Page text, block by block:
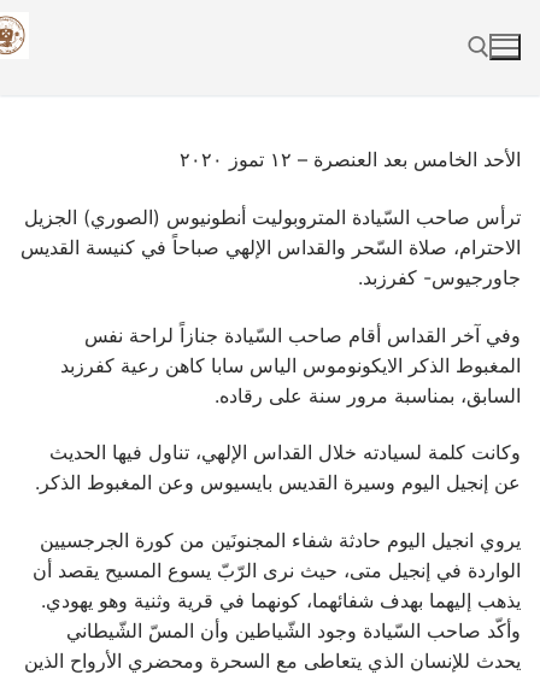
Skip
to
Search for: الأحد الخامس بعد العنصرة – ١٢ تموز ٢٠٢٠
ترأس صاحب السّيادة المتروبوليت أنطونيوس (الصوري) الجزيل
الاحترام، صلاة السّحر والقداس الإلهي صباحاً في كنيسة القديس
جاورجيوس- كفرزبد.
وفي آخر القداس أقام صاحب السّيادة جنازاً لراحة نفس
المغبوط الذكر الايكونوموس الياس سابا كاهن رعية كفرزبد
السابق، بمناسبة مرور سنة على رقاده.
وكانت كلمة لسيادته خلال القداس الإلهي، تناول فيها الحديث
عن إنجيل اليوم وسيرة القديس بايسيوس وعن المغبوط الذكر.
يروي انجيل اليوم حادثة شفاء المجنونَين من كورة الجرجسيين
الواردة في إنجيل متى، حيث نرى الرّبّ يسوع المسيح يقصد أن
يذهب إليهما بهدف شفائهما، كونهما في قرية وثنية وهو يهودي.
وأكّد صاحب السّيادة وجود الشّياطين وأن المسّ الشّيطاني
يحدث للإنسان الذي يتعاطى مع السحرة ومحضري الأرواح الذين